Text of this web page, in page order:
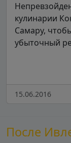
кулинарии
Самару,
убыточный
15.06.2016
После